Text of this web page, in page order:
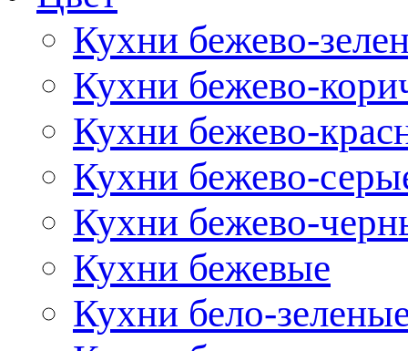
Кухни бежево-
Кухни бежево-
Кухни бежево-
Кухни бежево-
Кухни бежево-
Кухни бежевые
Кухни бело-